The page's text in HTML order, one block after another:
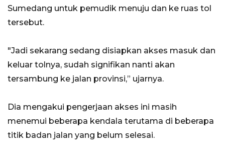
Sumedang untuk pemudik menuju dan ke ruas tol
tersebut.
"Jadi sekarang sedang disiapkan akses masuk dan
keluar tolnya, sudah signifikan nanti akan
tersambung ke jalan provinsi,” ujarnya.
Dia mengakui pengerjaan akses ini masih
menemui beberapa kendala terutama di beberapa
titik badan jalan yang belum selesai.